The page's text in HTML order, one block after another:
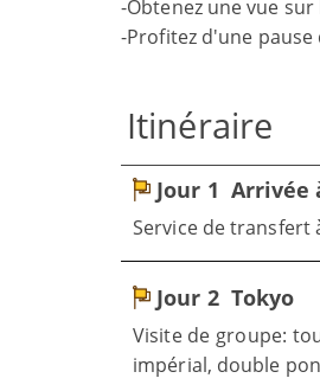
-Obtenez une vue
-Profitez d'une
Itinéraire
Jour 1 Arrivée
Service de transfert
Jour 2 Tokyo
Visite de groupe:
impérial, double